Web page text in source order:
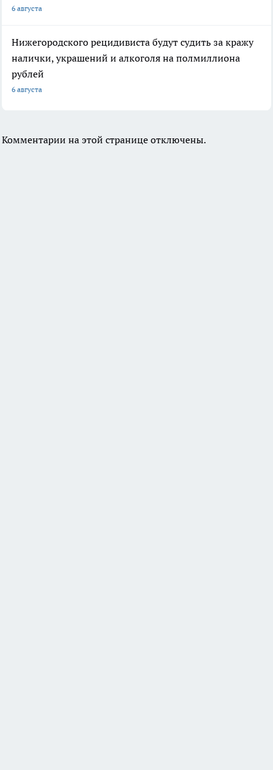
6 августа
Нижегородского рецидивиста будут судить за кражу
налички, украшений и алкоголя на полмиллиона
рублей
6 августа
Комментарии на этой странице отключены.